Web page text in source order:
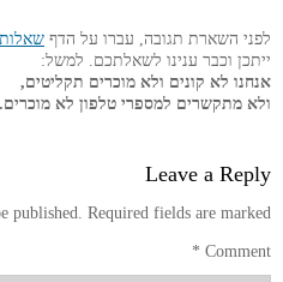
לפני השארת תגובה, עברו על הדף שאלות
ייתכן וכבר ענינו לשאלתכם. למשל:
אנחנו לא קונים ולא מוכרים תקליטים,
ולא מתקשרים למספרי טלפון לא מוכרים.
Leave a Reply
published. Required fields are marked
Comment
*